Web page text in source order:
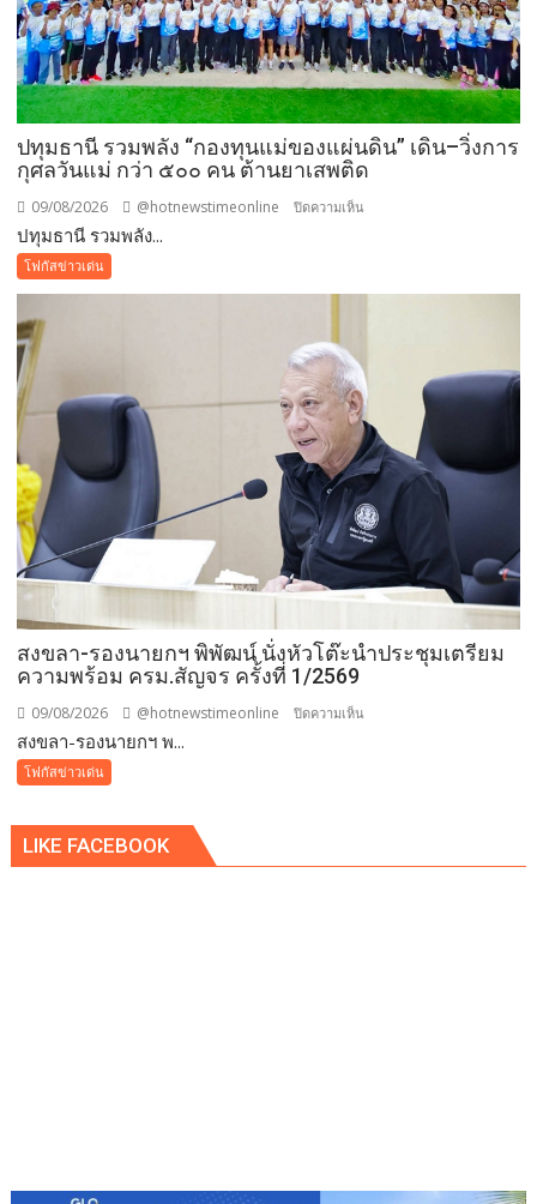
ปทุมธานี รวมพลัง “กองทุนแม่ของแผ่นดิน” เดิน–วิ่งการ
กุศลวันแม่ กว่า ๕๐๐ คน ต้านยาเสพติด
09/08/2026 @hotnewstimeonline ปิดความเห็น
แผ่น
ดิน”
เดิน–
วิ่ง
การ
กุศล
วัน
แม่
กว่า
๕๐๐
คน
ปทุมธานี รวมพลัง...
โฟกัสข่าวเด่น
สงขลา-รองนายกฯ พิพัฒน์ นั่งหัวโต๊ะนำประชุมเตรียม
ความพร้อม ครม.สัญจร ครั้งที่ 1/2569
09/08/2026 @hotnewstimeonline ปิดความเห็น
นั่ง
สงขลา-รองนายกฯ พ...
โฟกัสข่าวเด่น
LIKE FACEBOOK